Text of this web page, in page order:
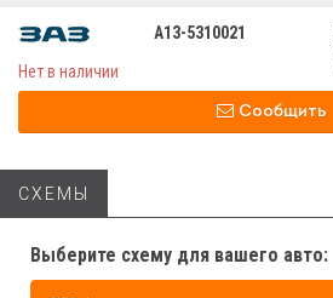
A13-5310021
Нет в наличии
Сообщить
СХЕМЫ
Выберите схему для вашего авто: